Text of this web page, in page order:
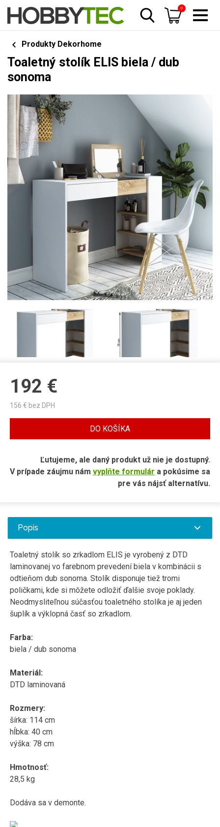
0
Produkty Dekorhome
Toaletný stolík ELIS biela / dub
sonoma
192 €
156 € bez DPH
DO KOŠÍKA
Ľutujeme, ale daný produkt už nie je dostupný.
V prípade záujmu nám vyplňte formulár a pokúsime sa
pre vás nájsť alternatívu.
Popis
Toaletný stolík so zrkadlom ELIS je vyrobený z DTD
laminovanej vo farebnom prevedení biela v kombinácii s
odtieňom dub sonoma. Stolík disponuje tiež tromi
poličkami, kde si môžete odložiť ďalšie svoje poklady.
Neodmysliteľnou súčasťou toaletného stolíka je aj jeden
šuplík a výklopná časť so zrkadlom.
Farba:
biela / dub sonoma
Materiál:
DTD laminovaná
Rozmery:
šírka: 114 cm
hĺbka: 40 cm
výška: 78 cm
Hmotnosť:
28,5 kg
Dodáva sa v demonte.